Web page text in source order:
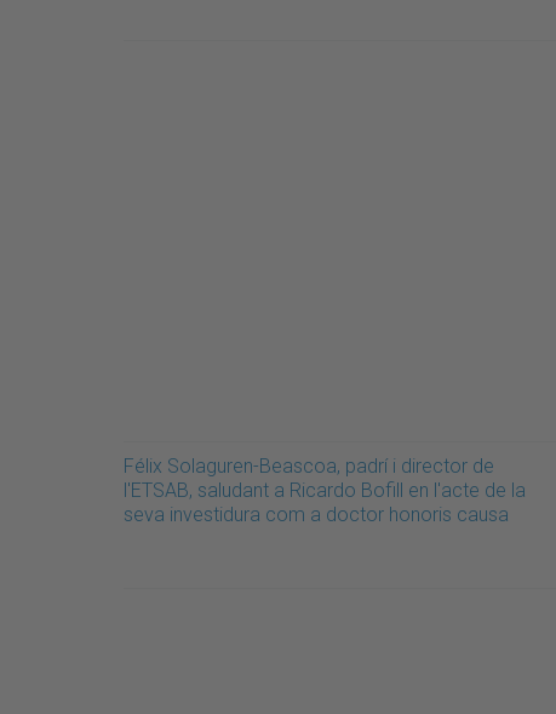
Félix Solaguren-Beascoa, padrí i director de
l'ETSAB, saludant a Ricardo Bofill en l'acte de la
seva investidura com a doctor honoris causa